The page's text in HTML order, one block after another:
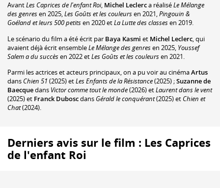
AvantLes Caprices de l'enfant Roi, Michel Leclerca réaliséLe Mélange
des genresen 2025,Les Goûts et les couleursen 2021,Pingouin &
Goéland et leurs 500 petitsen 2020 etLa Lutte des classesen 2019.
Le scénario du film a été écrit par Baya Kasmi et Michel Leclerc, qui
avaient déjà écrit ensembleLe Mélange des genresen 2025, Youssef
Salem a du succèsen 2022 etLes Goûts et les couleursen 2021.
Parmi les actrices et acteurs principaux, on a pu voir au cinémaArtus
dans Chien 51 (2025) etLes Enfants de la Résistance(2025) ;Suzanne de
Baecquedans Victor comme tout le monde(2026) etLaurent dans le vent
(2025) et Franck Duboscdans Gérald le conquérant(2025) et Chien et
Chat(2024).
Derniers avis sur le film : Les Caprices
de l'enfant Roi